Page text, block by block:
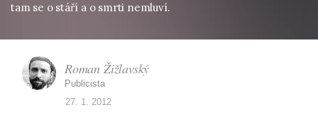
tam se o stáří a o smrti nemluví.
Roman Žižlavský
Publicista
27. 1. 2012